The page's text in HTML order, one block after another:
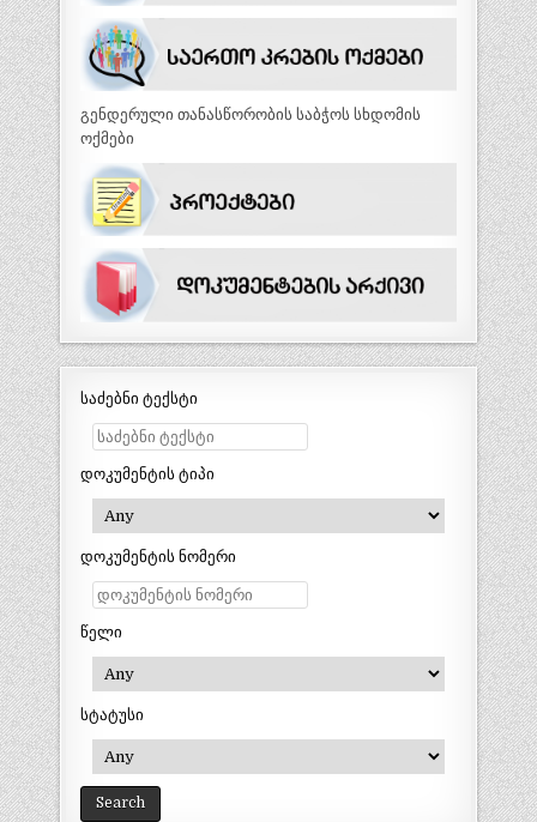
გენდერული თანასწორობის საბჭოს სხდომის
ოქმები
საძებნი ტექსტი
დოკუმენტის ტიპი
დოკუმენტის ნომერი
წელი
სტატუსი